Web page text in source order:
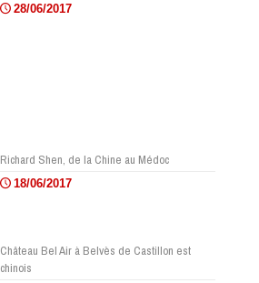
28/06/2017
Richard Shen, de la Chine au Médoc
18/06/2017
Château Bel Air à Belvès de Castillon est
chinois